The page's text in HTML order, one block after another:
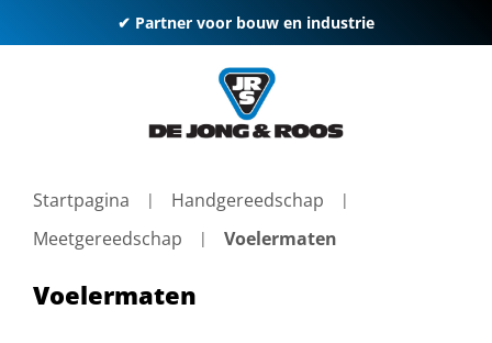
✔ Partner voor bouw en industrie
Startpagina
Handgereedschap
Meetgereedschap
Voelermaten
Voelermaten